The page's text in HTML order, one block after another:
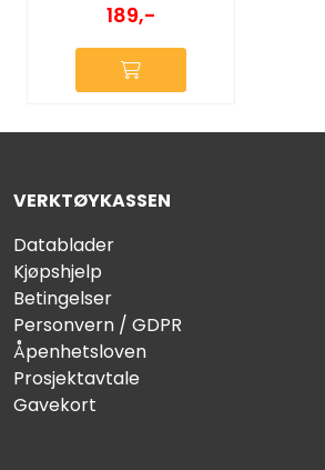
189,-
VERKTØYKASSEN
Datablader
Kjøpshjelp
Betingelser
Personvern / GDPR
Åpenhetsloven
Prosjektavtale
Gavekort